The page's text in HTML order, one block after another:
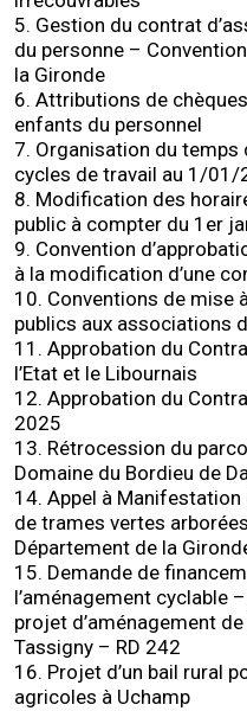
5. Gestion du contrat
du personne –
la Gironde
6. Attributions de
enfants du personnel
7. Organisation du
cycles de travail au 1/01/
8. Modification des
public à compter du 1er
9. Convention
à la modification d’une
10. Conventions de mise
publics aux associations
11. Approbation du
l’Etat et le Libournais
12. Approbation du
2025
13. Rétrocession du
Domaine du Bordieu de
14. Appel à
de trames vertes
Département de la
15. Demande de
l’aménagement cyclable
projet d’aménagement
Tassigny – RD 242
16. Projet d’un bail rural
agricoles à Uchamp